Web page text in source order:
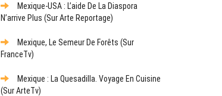
Mexique-USA : L’aide De La Diaspora
N’arrive Plus (sur Arte Reportage)
Mexique, Le Semeur De Forêts (sur
FranceTv)
Mexique : La Quesadilla. Voyage En Cuisine
(sur ArteTv)